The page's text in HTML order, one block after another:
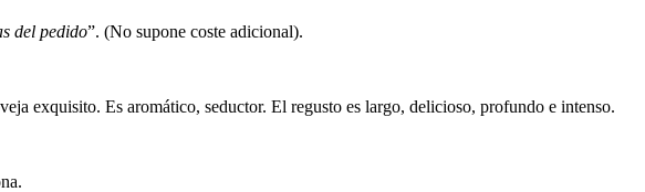
del pedido”. (No supone coste adicional).
exquisito. Es aromático, seductor. El regusto es largo, delicioso, profundo e intenso.